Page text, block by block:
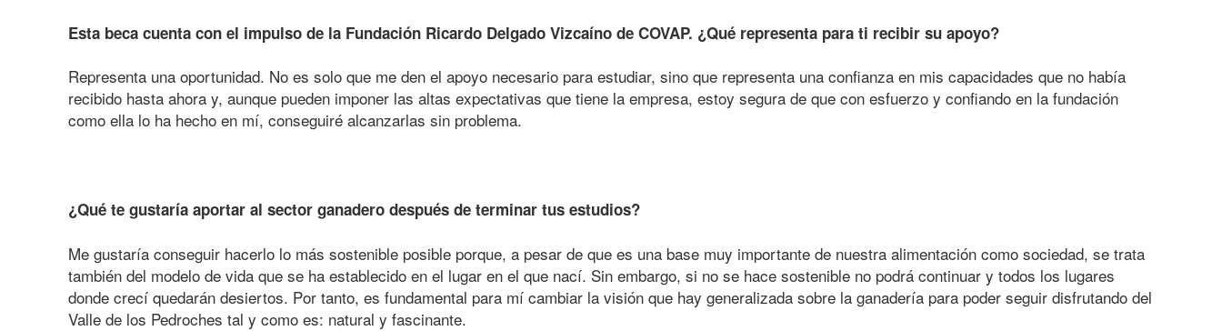
Esta beca cuenta con el impulso de la Fundación Ricardo Delgado Vizcaíno de COVAP. ¿Qué representa para ti recibir su apoyo?
Representa una oportunidad. No es solo que me den el apoyo necesario para estudiar, sino que representa una confianza en mis capacidades que no había
recibido hasta ahora y, aunque pueden imponer las altas expectativas que tiene la empresa, estoy segura de que con esfuerzo y confiando en la fundación
como ella lo ha hecho en mí, conseguiré alcanzarlas sin problema.
¿Qué te gustaría aportar al sector ganadero después de terminar tus estudios?
Me gustaría conseguir hacerlo lo más sostenible posible porque, a pesar de que es una base muy importante de nuestra alimentación como sociedad, se trata
también del modelo de vida que se ha establecido en el lugar en el que nací. Sin embargo, si no se hace sostenible no podrá continuar y todos los lugares
donde crecí quedarán desiertos. Por tanto, es fundamental para mí cambiar la visión que hay generalizada sobre la ganadería para poder seguir disfrutando del
Valle de los Pedroches tal y como es: natural y fascinante.